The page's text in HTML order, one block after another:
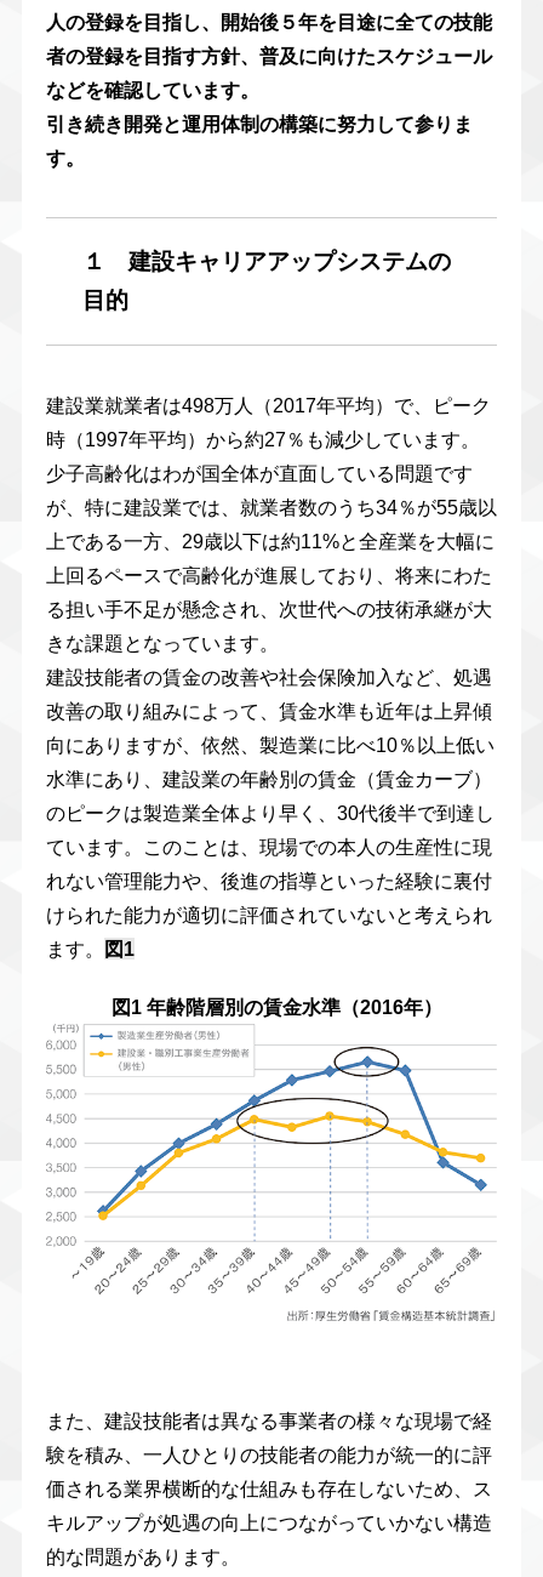
人の登録を目指し、開始後５年を目途に全ての技能
者の登録を目指す方針、普及に向けたスケジュール
などを確認しています。
引き続き開発と運用体制の構築に努力して参りま
す。
１ 建設キャリアアップシステムの
目的
建設業就業者は498万人（2017年平均）で、ピーク
時（1997年平均）から約27％も減少しています。
少子高齢化はわが国全体が直面している問題です
が、特に建設業では、就業者数のうち34％が55歳以
上である一方、29歳以下は約11%と全産業を大幅に
上回るペースで高齢化が進展しており、将来にわた
る担い手不足が懸念され、次世代への技術承継が大
きな課題となっています。
建設技能者の賃金の改善や社会保険加入など、処遇
改善の取り組みによって、賃金水準も近年は上昇傾
向にありますが、依然、製造業に比べ10％以上低い
水準にあり、建設業の年齢別の賃金（賃金カーブ）
のピークは製造業全体より早く、30代後半で到達し
ています。このことは、現場での本人の生産性に現
れない管理能力や、後進の指導といった経験に裏付
けられた能力が適切に評価されていないと考えられ
ます。
図1
図1 年齢階層別の賃金水準（2016年）
また、建設技能者は異なる事業者の様々な現場で経
験を積み、一人ひとりの技能者の能力が統一的に評
価される業界横断的な仕組みも存在しないため、ス
キルアップが処遇の向上につながっていかない構造
的な問題があります。